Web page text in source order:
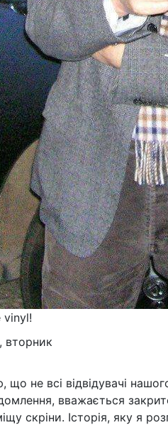
vinyl!
вторник
що не всі відвідувачі
вважається
скріни. Історія, яку я